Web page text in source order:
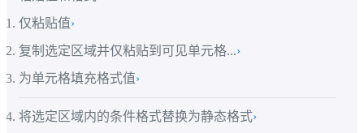
仅粘贴值›
复制选定区域并仅粘贴到可见单元格...›
为单元格填充格式值›
将选定区域内的条件格式替换为静态格式›